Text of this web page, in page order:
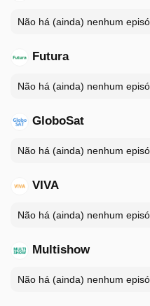
Não há (ainda) nenhum
Futura
Não há (ainda) nenhum
GloboSat
Não há (ainda) nenhum
VIVA
Não há (ainda) nenhum
Multishow
Não há (ainda) nenhum